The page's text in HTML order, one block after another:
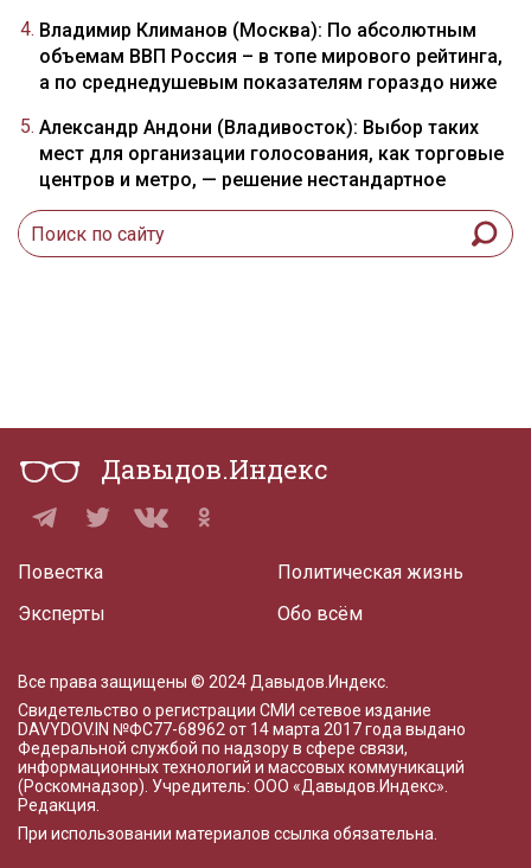
Владимир Климанов (Москва): По абсолютным
объемам ВВП Россия – в топе мирового рейтинга,
а по среднедушевым показателям гораздо ниже
Александр Андони (Владивосток): Выбор таких
мест для организации голосования, как торговые
центров и метро, — решение нестандартное
Давыдов.Индекс
Повестка
Эксперты
Политическая жизнь
Обо всём
Все права защищены © 2024 Давыдов.Индекс.
Свидетельство о регистрации СМИ сетевое издание
DAVYDOV.IN №ФС77-68962 от 14 марта 2017 года выдано
Федеральной службой по надзору в сфере связи,
информационных технологий и массовых коммуникаций
(Роскомнадзор). Учредитель: ООО «Давыдов.Индекс».
Редакция
При использовании материалов ссылка обязательна.